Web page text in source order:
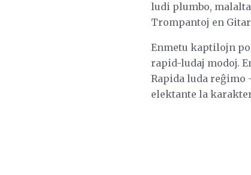
ludi plumbo,
Trompantoj en
Enmetu kaptilojn
rapid-ludaj modoj.
Rapida luda
elektante la